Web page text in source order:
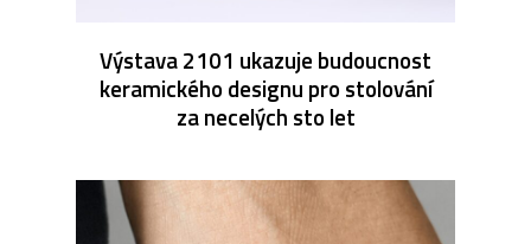
Výstava 2101 ukazuje budoucnost
keramického designu pro stolování
za necelých sto let